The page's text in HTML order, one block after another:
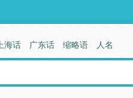
海话 广东话 缩略语 人名